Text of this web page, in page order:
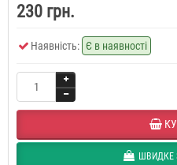
230 грн.
Наявність: Є в наявності
ШВИДКЕ